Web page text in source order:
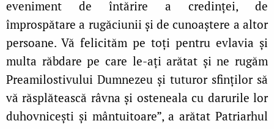
eveniment de întărire a credinței, de
împrospătare a rugăciunii și de cunoaștere a altor
persoane. Vă felicităm pe toți pentru evlavia și
multa răbdare pe care le‑ați arătat și ne rugăm
Preamilostivului Dumnezeu și tuturor sfinților să
vă răsplătească râvna și osteneala cu darurile lor
duhovnicești și mântuitoare”, a arătat Patriarhul